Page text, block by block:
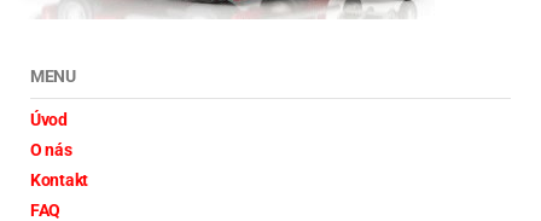
MENU
Úvod
O nás
Kontakt
FAQ